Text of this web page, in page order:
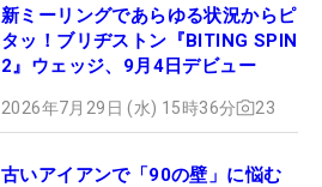
新ミーリングであらゆる状況からピ
タッ！ブリヂストン『BITING SPIN
2』ウェッジ、9月4日デビュー
2026年7月29日 (水) 15時36分 23
古いアイアンで「90の壁」に悩む